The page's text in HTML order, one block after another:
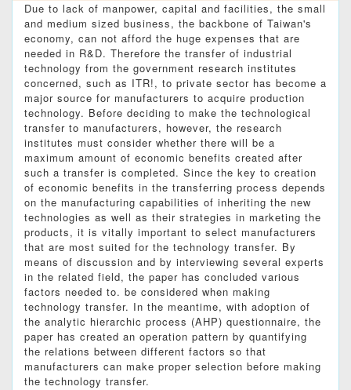
Due to lack of manpower, capital and facilities, the small
and medium sized business, the backbone of Taiwan's
economy, can not afford the huge expenses that are
needed in R&D. Therefore the transfer of industrial
technology from the government research institutes
concerned, such as ITR!, to private sector has become a
major source for manufacturers to acquire production
technology. Before deciding to make the technological
transfer to manufacturers, however, the research
institutes must consider whether there will be a
maximum amount of economic benefits created after
such a transfer is completed. Since the key to creation
of economic benefits in the transferring process depends
on the manufacturing capabilities of inheriting the new
technologies as well as their strategies in marketing the
products, it is vitally important to select manufacturers
that are most suited for the technology transfer. By
means of discussion and by interviewing several experts
in the related field, the paper has concluded various
factors needed to. be considered when making
technology transfer. In the meantime, with adoption of
the analytic hierarchic process (AHP) questionnaire, the
paper has created an operation pattern by quantifying
the relations between different factors so that
manufacturers can make proper selection before making
the technology transfer.